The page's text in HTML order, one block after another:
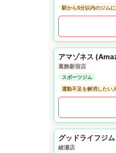
駅から5分以内のジム
アマゾネス
葛飾新宿店
スポーツジム
運動不足を解消したい
グッドライフジ
綾瀬店